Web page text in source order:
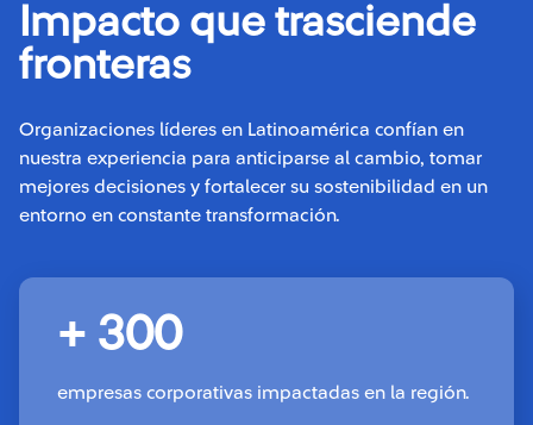
Impacto que trasciende
fronteras
Organizaciones líderes en Latinoamérica confían en
nuestra experiencia para anticiparse al cambio, tomar
mejores decisiones y fortalecer su sostenibilidad en un
entorno en constante transformación.
+ 300
empresas corporativas impactadas en la región.